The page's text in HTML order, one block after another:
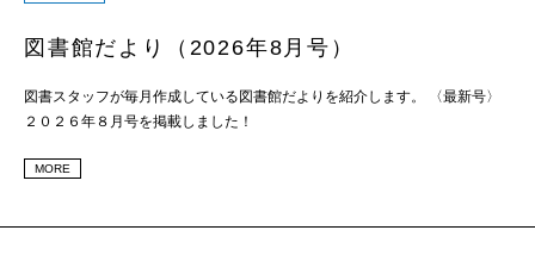
図書館だより（2026年8月号）
図書スタッフが毎月作成している図書館だよりを紹介します。 〈最新号〉
２０２６年８月号を掲載しました！
MORE